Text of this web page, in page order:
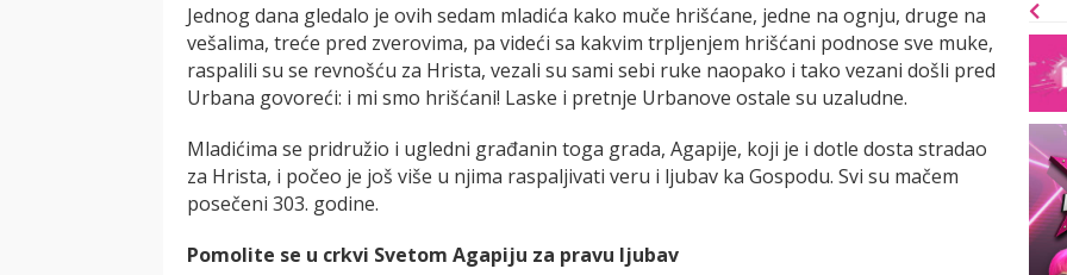
Jednog dana gledalo je ovih sedam mladića kako muče hrišćane, jedne na ognju, druge na
vešalima, treće pred zverovima, pa videći sa kakvim trpljenjem hrišćani podnose sve muke,
raspalili su se revnošću za Hrista, vezali su sami sebi ruke naopako i tako vezani došli pred
Urbana govoreći: i mi smo hrišćani! Laske i pretnje Urbanove ostale su uzaludne.
Mladićima se pridružio i ugledni građanin toga grada, Agapije, koji je i dotle dosta stradao
za Hrista, i počeo je još više u njima raspaljivati veru i ljubav ka Gospodu. Svi su mačem
posečeni 303. godine.
Pomolite se u crkvi Svetom Agapiju za pravu ljubav